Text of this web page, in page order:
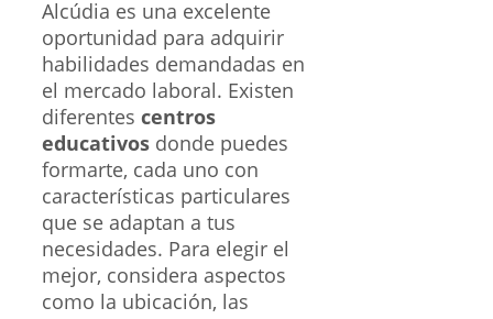
Alcúdia es una excelente
oportunidad para adquirir
habilidades demandadas en
el mercado laboral. Existen
diferentes centros
educativos donde puedes
formarte, cada uno con
características particulares
que se adaptan a tus
necesidades. Para elegir el
mejor, considera aspectos
como la ubicación, las